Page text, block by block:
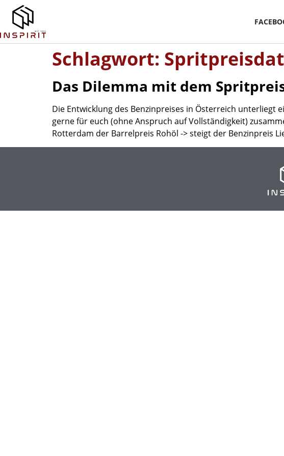
Schlagwort:
Das Dilemma mit dem
Die Entwicklung des Benzinpreises in Österreich
gerne für euch (ohne Anspruch auf Vollständigkeit)
Rotterdam der Barrelpreis Rohöl -> steigt der Benzinpreis